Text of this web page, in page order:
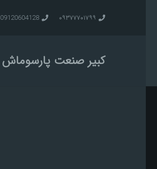
۰۹۳۷۷۷۰۱۷۹۹ 09120604128
کبیر صنعت پارسوماش